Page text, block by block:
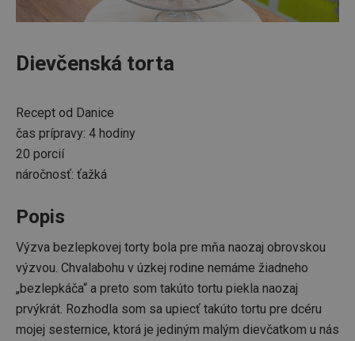
Dievčenská torta
Recept od Danice
čas prípravy: 4 hodiny
20 porcií
náročnosť: ťažká
Popis
Výzva bezlepkovej torty bola pre mňa naozaj obrovskou
výzvou. Chvalabohu v úzkej rodine nemáme žiadneho
„bezlepkáča“ a preto som takúto tortu piekla naozaj
prvýkrát. Rozhodla som sa upiecť takúto tortu pre dcéru
mojej sesternice, ktorá je jediným malým dievčatkom u nás
Analytické a preferenčné cookies
Marketingové cookies
Nevyhnutne potrebné súbory cookie umožňujú
základné funkcie webovej lokality, ako prihlásenie
Názov
Poskytovateľ/
Doména
Uplynutie
platnosti
receive-cookie-deprecation